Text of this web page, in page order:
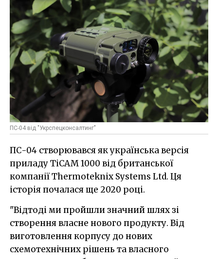
ПС-04 від "Укрспецконсалтинг"
ПС-04 створювався як українська версія
приладу TiCAM 1000 від британської
компанії Thermoteknix Systems Ltd. Ця
історія почалася ще 2020 році.
"Відтоді ми пройшли значний шлях зі
створення власне нового продукту. Від
виготовлення корпусу до нових
схемотехнічних рішень та власного